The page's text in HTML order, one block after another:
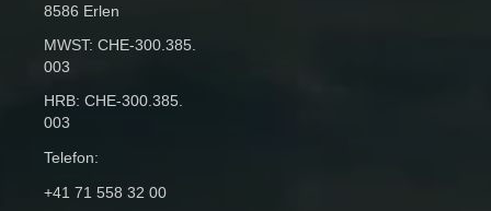
8586 Erlen
MWST: CHE‑300.385.
003
HRB: CHE‑300.385.
003
Telefon:
+41 71 558 32 00